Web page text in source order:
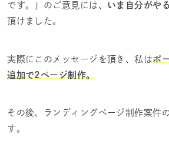
です。」のご意見には、
いま自分がや
頂けました。
実際にこのメッセージを頂き、私はポ
追加で2ページ制作。
その後、ランディングページ制作案件
す。